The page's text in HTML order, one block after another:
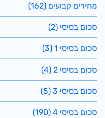
מחירים קבועים (162)
סכום בסיסי (2)
סכום בסיסי 1 (3)
סכום בסיסי 2 (4)
סכום בסיסי 3 (5)
סכום בסיסי 4 (190)